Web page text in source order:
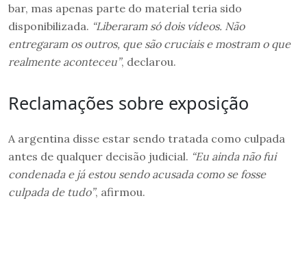
bar, mas apenas parte do material teria sido
disponibilizada. “Liberaram só dois vídeos. Não
entregaram os outros, que são cruciais e mostram o que
realmente aconteceu”, declarou.
Reclamações sobre exposição
A argentina disse estar sendo tratada como culpada
antes de qualquer decisão judicial. “Eu ainda não fui
condenada e já estou sendo acusada como se fosse
culpada de tudo”, afirmou.